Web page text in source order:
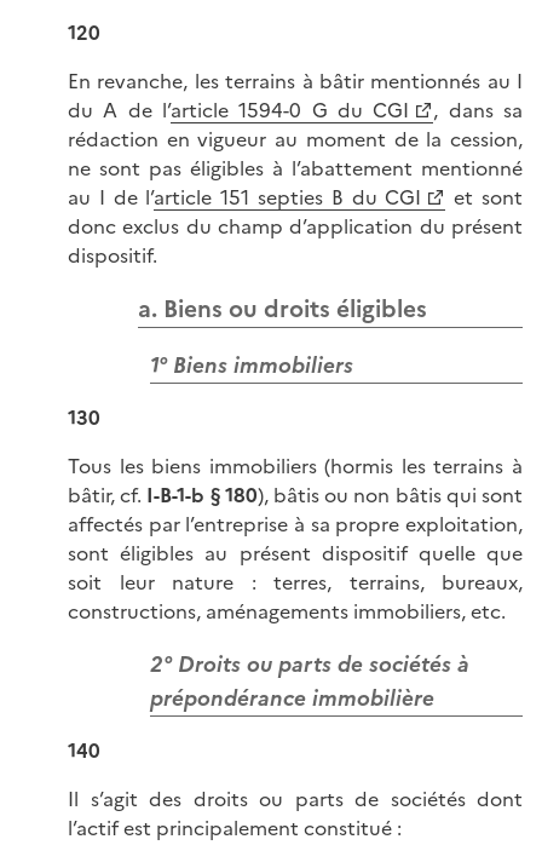
120
En revanche, les terrains à bâtir mentionnés au I
du A de l’article 1594-0 G du CGI
, dans sa
rédaction en vigueur au moment de la cession,
ne sont pas éligibles à l’abattement mentionné
au I de l’article 151 septies B du CGI
et sont
donc exclus du champ d’application du présent
dispositif.
a. Biens ou droits éligibles
1° Biens immobiliers
130
Tous les biens immobiliers (hormis les terrains à
bâtir, cf. I-B-1-b § 180), bâtis ou non bâtis qui sont
affectés par l’entreprise à sa propre exploitation,
sont éligibles au présent dispositif quelle que
soit leur nature : terres, terrains, bureaux,
constructions, aménagements immobiliers, etc.
2° Droits ou parts de sociétés à
prépondérance immobilière
140
Il s’agit des droits ou parts de sociétés dont
l’actif est principalement constitué :